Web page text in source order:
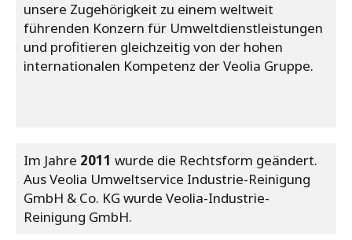
unsere Zugehörigkeit zu einem weltweit
führenden Konzern für Umweltdienstleistungen
und profitieren gleichzeitig von der hohen
internationalen Kompetenz der Veolia Gruppe.
Im Jahre 2011 wurde die Rechtsform geändert.
Aus Veolia Umweltservice Industrie-Reinigung
GmbH & Co. KG wurde Veolia-Industrie-
Reinigung GmbH.